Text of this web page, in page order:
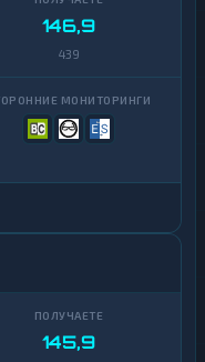
146,9
439
145,9